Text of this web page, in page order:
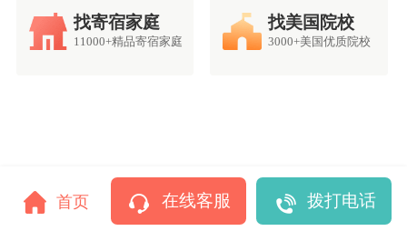
找寄宿家庭
11000+精品寄宿家庭
找美国院校
3000+美国优质院校
首页 在线客服 拨打电话